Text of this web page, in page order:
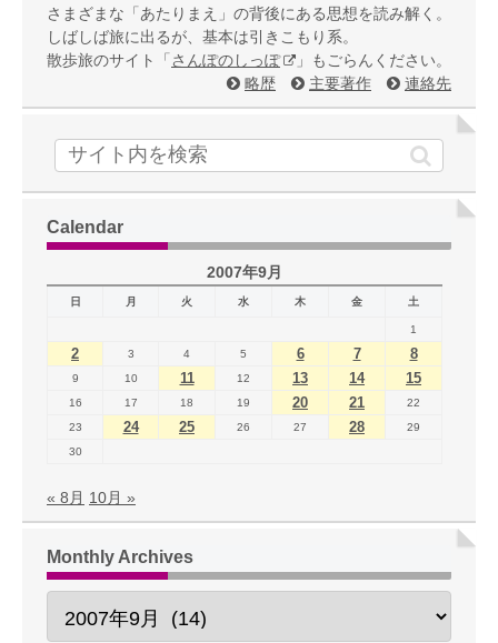
さまざまな「あたりまえ」の背後にある思想を読み解く。
しばしば旅に出るが、基本は引きこもり系。
散歩旅のサイト「 さんぽのしっぽ
」もごらんください。
略歴
主要著作 連絡先
Calendar
2007年9月
日 月 火 水 木 金 土
1
2 3 4 5 6 7 8
9 10 11 12 13 14 15
16 17 18 19 20 21
22
23
24 25 26 27 28
29
30
« 8月 10月 »
Monthly Archives